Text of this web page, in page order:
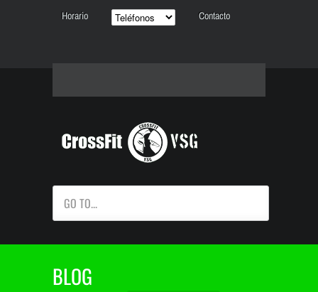
Horario Contacto
GO TO...
BLOG